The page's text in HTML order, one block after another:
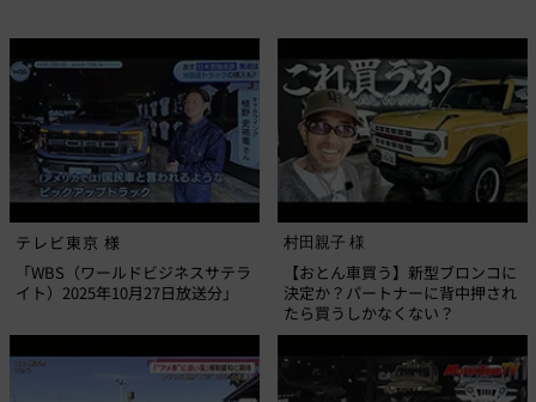
テレビ東京 様
「WBS（ワールドビジネスサテラ
イト）2025年10月27日放送分」
村田親子 様
【おとん車買う】新型ブロンコに
決定か？パートナーに背中押され
たら買うしかなくない？